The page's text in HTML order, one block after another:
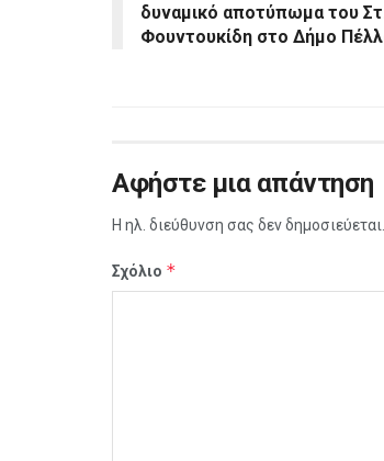
δυναμικό αποτύπωμα του
Φουντουκίδη στο Δήμο
Αφήστε μια απάντηση
Η ηλ. διεύθυνση σας δεν δημοσιεύεται.
Σχόλιο *